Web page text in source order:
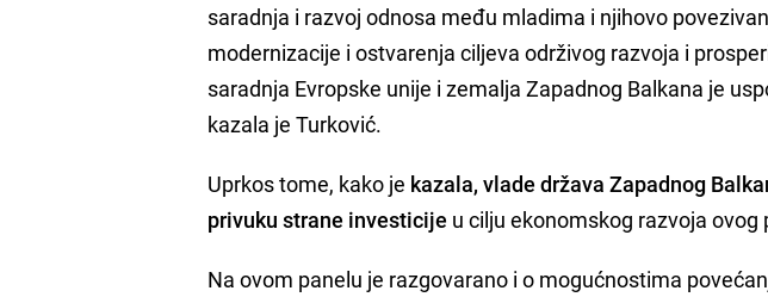
saradnja i razvoj odnosa među mladima i njihovo
modernizacije i ostvarenja ciljeva održivog razvoja i
saradnja Evropske unije i zemalja Zapadnog Balkana je
kazala je Turković.
Uprkos tome, kako je kazala, vlade država Zapadnog
privuku strane investicije u cilju ekonomskog razvoja ovog
Na ovom panelu je razgovarano i o mogućnostima